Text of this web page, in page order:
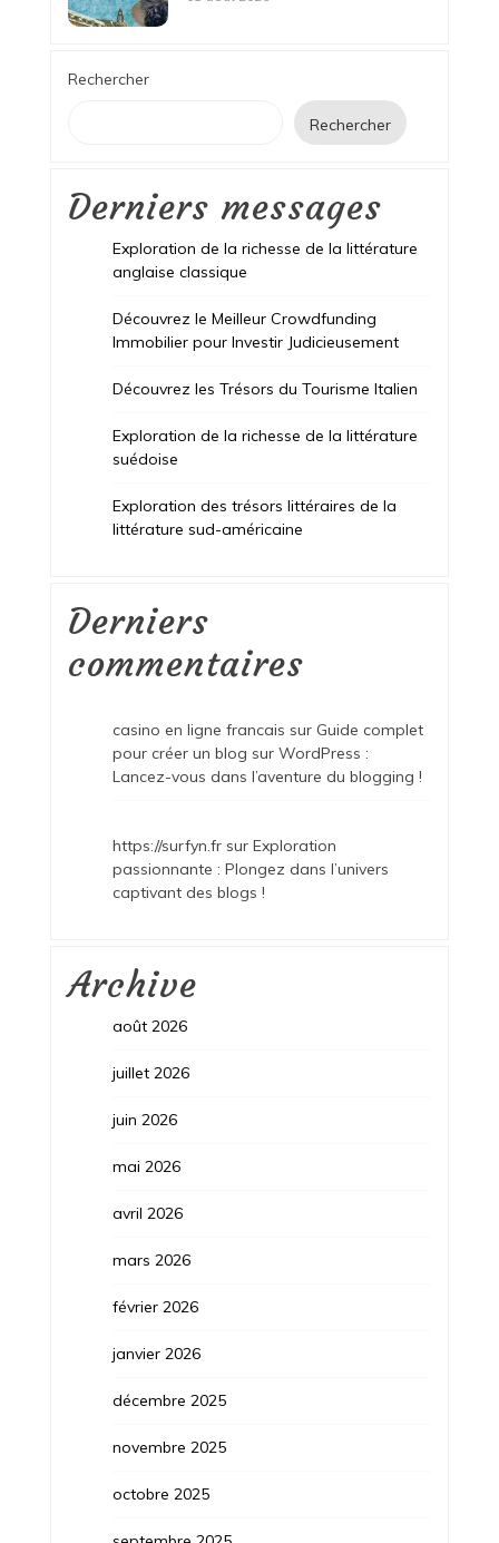
Rechercher
Rechercher
Derniers messages
Exploration de la richesse de la littérature
anglaise classique
Découvrez le Meilleur Crowdfunding
Immobilier pour Investir Judicieusement
Découvrez les Trésors du Tourisme Italien
Exploration de la richesse de la littérature
suédoise
Exploration des trésors littéraires de la
littérature sud-américaine
Derniers
commentaires
casino en ligne francais sur Guide complet
pour créer un blog sur WordPress :
Lancez-vous dans l’aventure du blogging !
https://surfyn.frsur Exploration
passionnante : Plongez dans l’univers
captivant des blogs !
Archive
août 2026
juillet 2026
juin 2026
mai 2026
avril 2026
mars 2026
février 2026
janvier 2026
décembre 2025
novembre 2025
octobre 2025